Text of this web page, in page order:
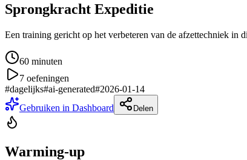
Sprongkracht Expeditie
Een training gericht op het verbeteren van de afzettechniek in
60 minuten
7 oefeningen
#dagelijks#ai-generated#2026-01-14
Gebruiken in Dashboard
Delen
Warming-up